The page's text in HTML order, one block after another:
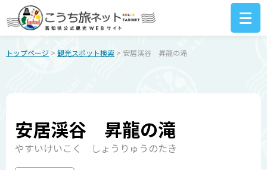
トップページ > 観光スポット検索 > 安居渓谷 昇龍の滝
安居渓谷 昇龍の滝
やすいけいこく しょうりゅうのたき